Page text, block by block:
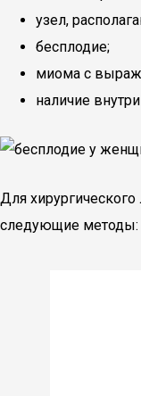
узел,
бесплодие;
миома с
наличие
Для
следующие методы: